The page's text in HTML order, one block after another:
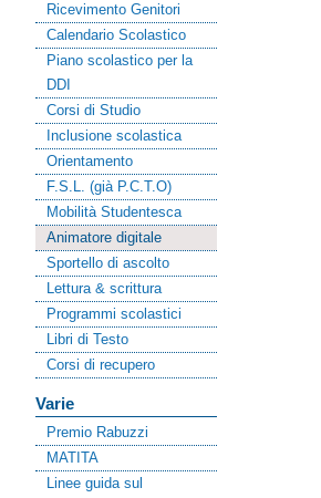
Ricevimento Genitori
Calendario Scolastico
Piano scolastico per la
DDI
Corsi di Studio
Inclusione scolastica
Orientamento
F.S.L. (già P.C.T.O)
Mobilità Studentesca
Animatore digitale
Sportello di ascolto
Lettura & scrittura
Programmi scolastici
Libri di Testo
Corsi di recupero
Varie
Premio Rabuzzi
MATITA
Linee guida sul